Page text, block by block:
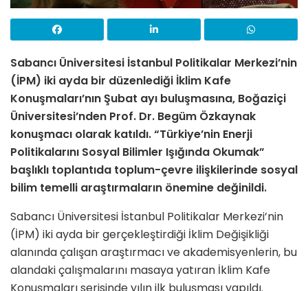
Sabancı Üniversitesi İstanbul Politikalar Merkezi’nin
(İPM) iki ayda bir düzenlediği İklim Kafe
Konuşmaları’nın Şubat ayı buluşmasına, Boğaziçi
Üniversitesi’nden Prof. Dr. Begüm Özkaynak
konuşmacı olarak katıldı. “Türkiye’nin Enerji
Politikalarını Sosyal Bilimler Işığında Okumak”
başlıklı toplantıda toplum-çevre ilişkilerinde sosyal
bilim temelli araştırmaların önemine değinildi.
Sabancı Üniversitesi İstanbul Politikalar Merkezi’nin
(İPM) iki ayda bir gerçekleştirdiği İklim Değişikliği
alanında çalışan araştırmacı ve akademisyenlerin, bu
alandaki çalışmalarını masaya yatıran İklim Kafe
Konuşmaları serisinde yılın ilk buluşması yapıldı.